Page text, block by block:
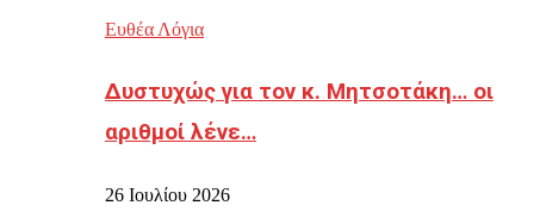
Ευθέα Λόγια
Δυστυχώς για τον κ. Μητσοτάκη… οι
αριθμοί λένε…
26 Ιουλίου 2026